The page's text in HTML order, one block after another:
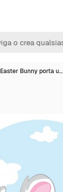
Easter Bunny porta u…